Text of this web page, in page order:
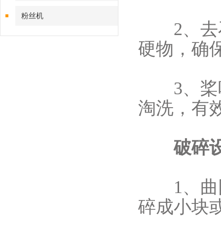
粉丝机
2、去石
硬物，确
3、桨叶
淘洗，有
破碎
1、曲网
碎成小块